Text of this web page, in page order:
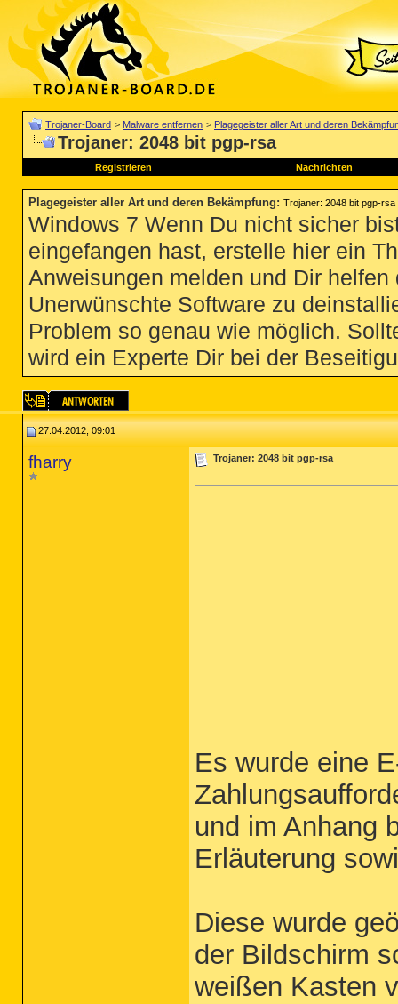
Trojaner-Board > Malware entfernen > Plagegeister aller Art und deren
Trojaner: 2048 bit pgp-rsa
Registrieren Nachrichten
Plagegeister aller Art und deren Bekämpfung: Trojaner: 2048 bit pgp-rsa
Windows 7 Wenn Du nicht sicher
eingefangen hast, erstelle hier ein
Anweisungen melden und Dir
Unerwünschte Software zu
Problem so genau wie möglich.
wird ein Experte Dir bei der
27.04.2012, 09:01
fharry Trojaner: 2048 bit pgp-rsa
Es wurde eine
und im Anhang
Erläuterung
Diese wurde
der Bildschirm
weißen Kasten